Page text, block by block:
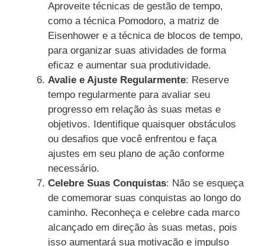
Aproveite técnicas de gestão de tempo,
como a técnica Pomodoro, a matriz de
Eisenhower e a técnica de blocos de tempo,
para organizar suas atividades de forma
eficaz e aumentar sua produtividade.
Avalie e Ajuste Regularmente: Reserve
tempo regularmente para avaliar seu
progresso em relação às suas metas e
objetivos. Identifique quaisquer obstáculos
ou desafios que você enfrentou e faça
ajustes em seu plano de ação conforme
necessário.
Celebre Suas Conquistas: Não se esqueça
de comemorar suas conquistas ao longo do
caminho. Reconheça e celebre cada marco
alcançado em direção às suas metas, pois
isso aumentará sua motivação e impulso